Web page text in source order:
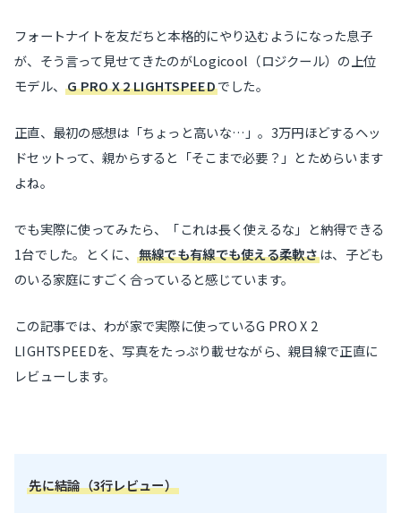
フォートナイトを友だちと本格的にやり込むようになった息子
が、そう言って見せてきたのがLogicool（ロジクール）の上位
モデル、G PRO X 2 LIGHTSPEEDでした。
正直、最初の感想は「ちょっと高いな…」。3万円ほどするヘッ
ドセットって、親からすると「そこまで必要？」とためらいます
よね。
でも実際に使ってみたら、「これは長く使えるな」と納得できる
1台でした。とくに、 無線でも有線でも使える柔軟さは、子ども
のいる家庭にすごく合っていると感じています。
この記事では、わが家で実際に使っているG PRO X 2
LIGHTSPEEDを、写真をたっぷり載せながら、親目線で正直に
レビューします。
先に結論（3行レビュー）